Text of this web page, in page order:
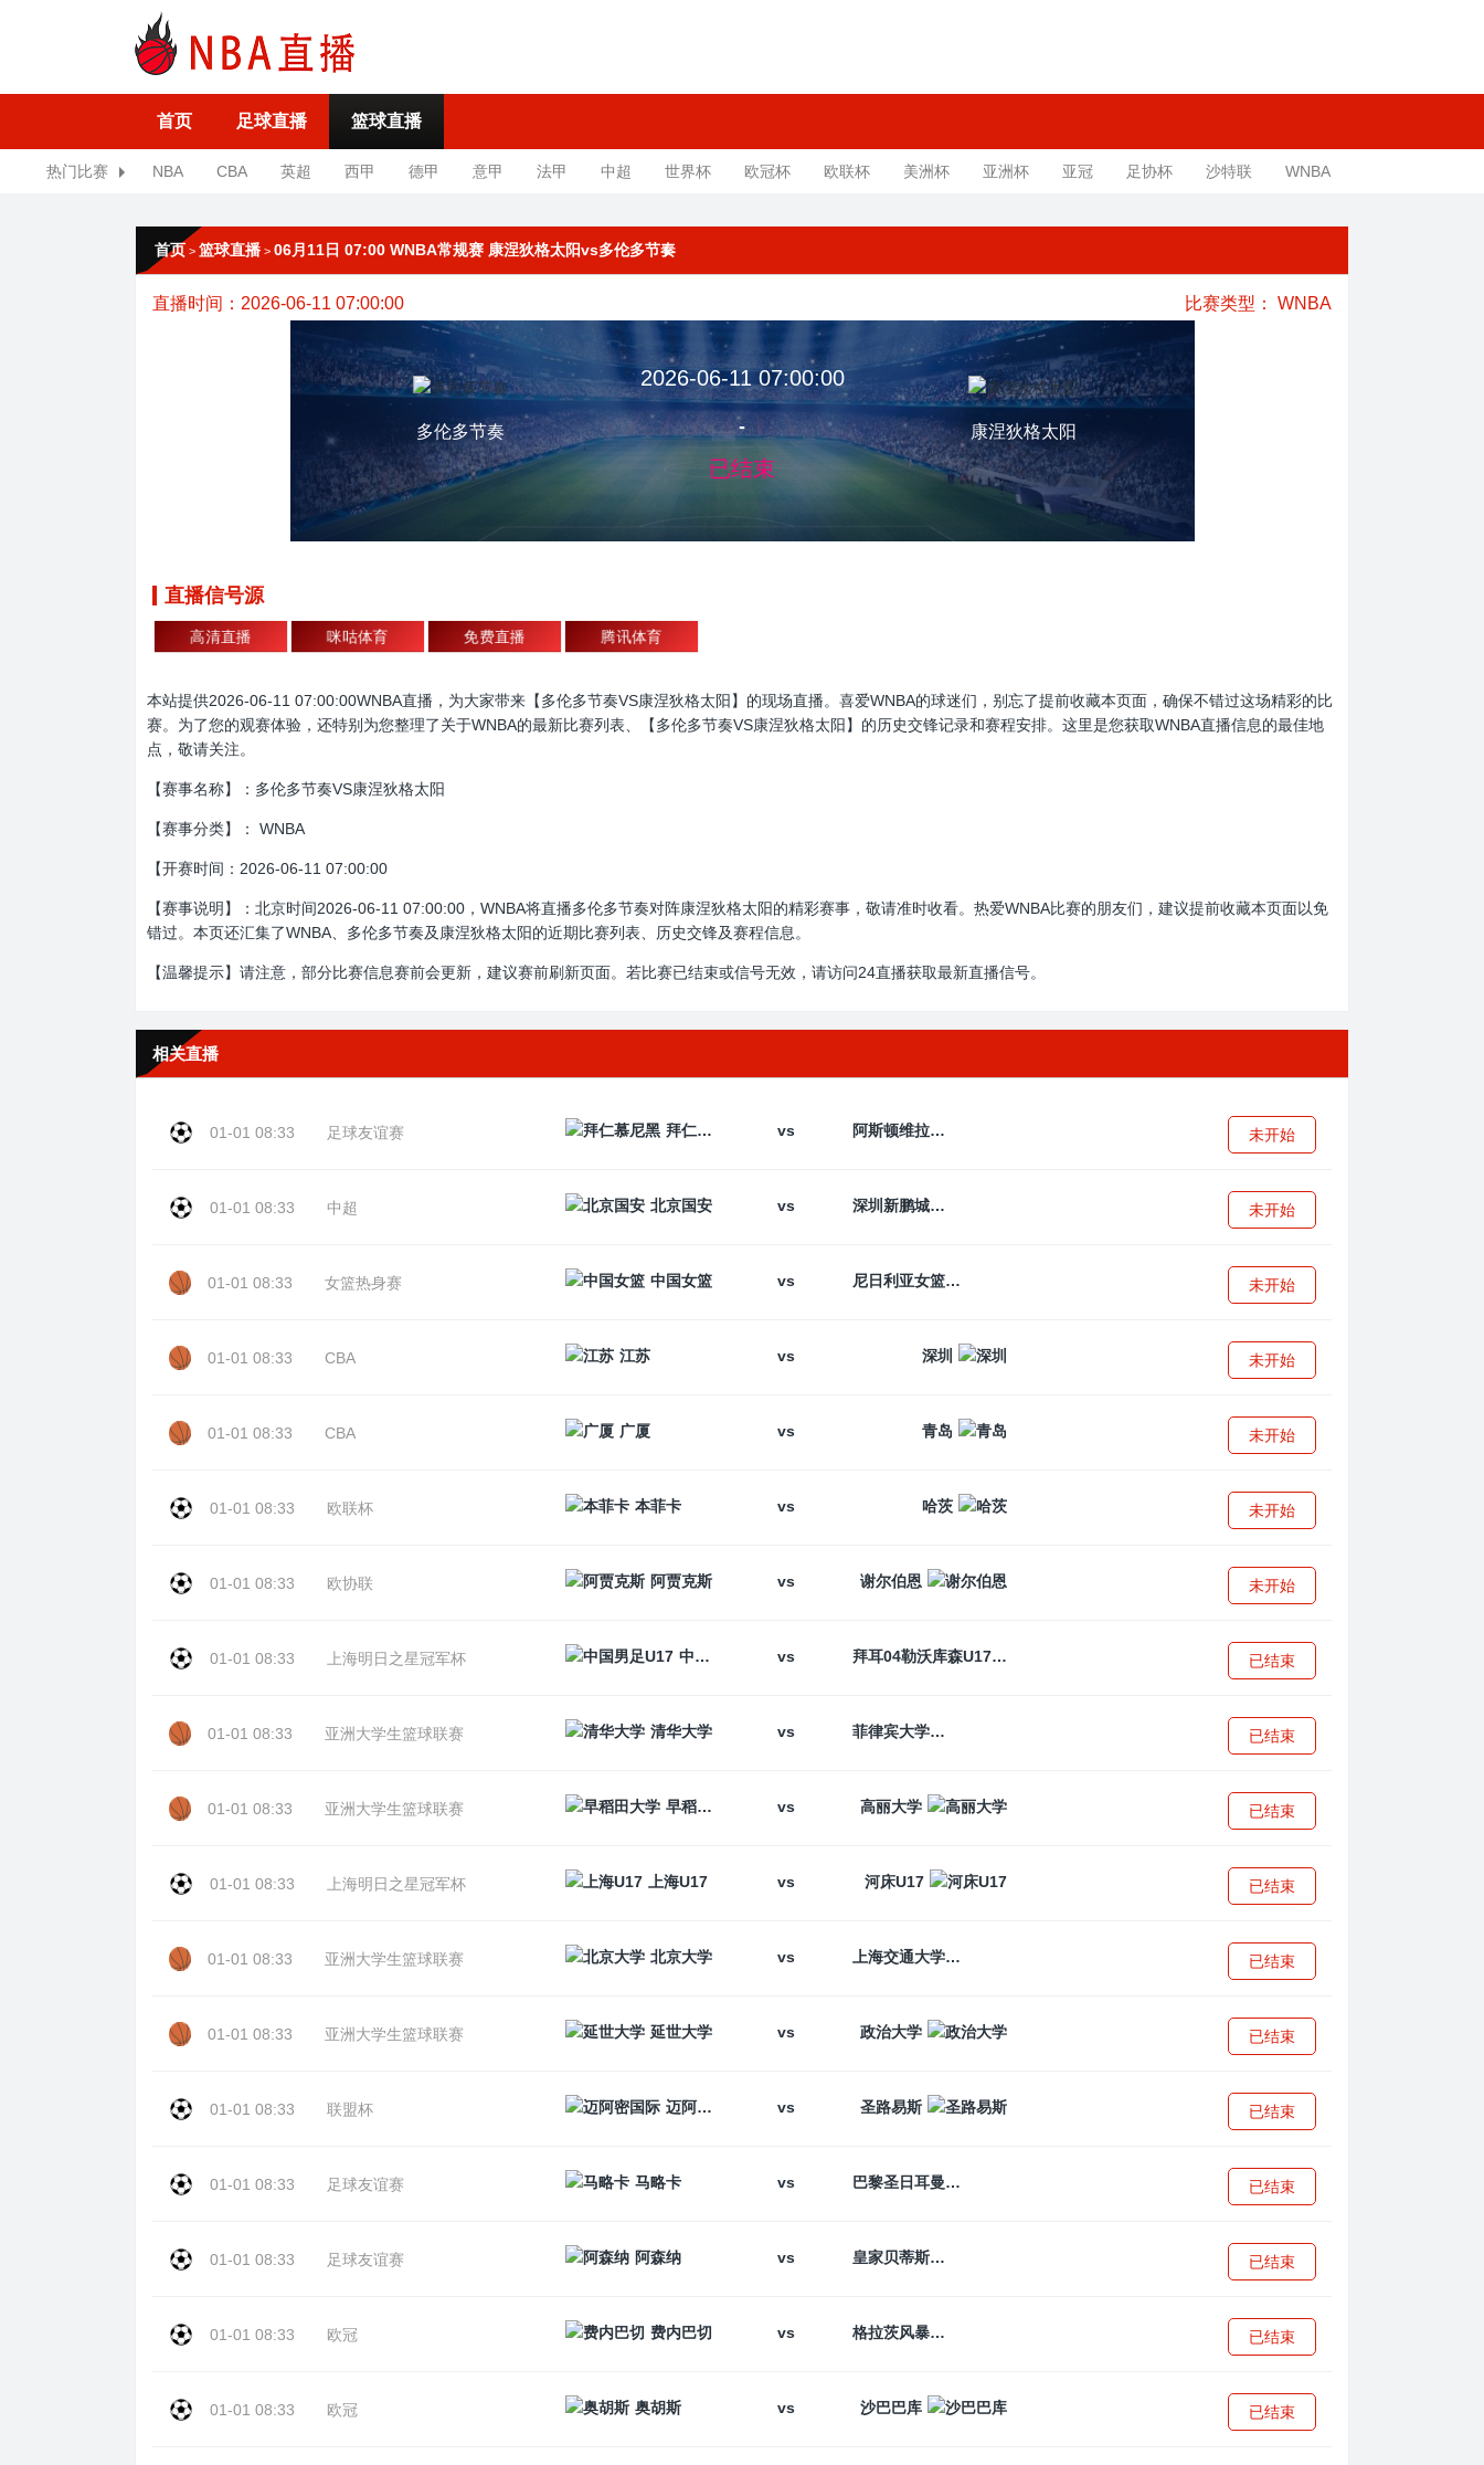
首页 足球直播 篮球直播
热门比赛 NBA CBA 英超 西甲 德甲 意甲 法甲 中超 世界杯 欧冠杯 欧联杯 美洲杯 亚洲杯 亚冠 足协杯 沙特联 WNBA
首页 > 篮球直播 > 06月11日 07:00 WNBA常规赛 康涅狄格太阳vs多伦多节奏
直播时间：2026-06-11 07:00:00 比赛类型： WNBA
多伦多节奏
2026-06-11 07:00:00
-
已结束
康涅狄格太阳
直播信号源
高清直播 咪咕体育 免费直播 腾讯体育
本站提供2026-06-11 07:00:00WNBA直播，为大家带来【多伦多节奏VS康涅狄格太阳】的现场直播。喜爱WNBA的球迷们，别忘了提前收藏本页面，确保不错过这场精彩的比
赛。为了您的观赛体验，还特别为您整理了关于WNBA的最新比赛列表、【多伦多节奏VS康涅狄格太阳】的历史交锋记录和赛程安排。这里是您获取WNBA直播信息的最佳地
点，敬请关注。
【赛事名称】：多伦多节奏VS康涅狄格太阳
【赛事分类】： WNBA
【开赛时间：2026-06-11 07:00:00
【赛事说明】：北京时间2026-06-11 07:00:00，WNBA将直播多伦多节奏对阵康涅狄格太阳的精彩赛事，敬请准时收看。热爱WNBA比赛的朋友们，建议提前收藏本页面以免
错过。本页还汇集了WNBA、多伦多节奏及康涅狄格太阳的近期比赛列表、历史交锋及赛程信息。
【温馨提示】请注意，部分比赛信息赛前会更新，建议赛前刷新页面。若比赛已结束或信号无效，请访问24直播获取最新直播信号。
相关直播
01-01 08:33 足球友谊赛 拜仁慕尼黑 vs 阿斯顿维拉 未开始
01-01 08:33 中超 北京国安 vs 深圳新鹏城 未开始
01-01 08:33 女篮热身赛 中国女篮 vs 尼日利亚女篮 未开始
01-01 08:33 CBA 江苏 vs 深圳 未开始
01-01 08:33 CBA 广厦 vs 青岛 未开始
01-01 08:33 欧联杯 本菲卡 vs 哈茨 未开始
01-01 08:33 欧协联 阿贾克斯 vs 谢尔伯恩 未开始
01-01 08:33 上海明日之星冠军杯 中国男足U17 vs 拜耳04勒沃库森U17 已结束
01-01 08:33 亚洲大学生篮球联赛 清华大学 vs 菲律宾大学 已结束
01-01 08:33 亚洲大学生篮球联赛 早稻田大学 vs 高丽大学 已结束
01-01 08:33 上海明日之星冠军杯 上海U17 vs 河床U17 已结束
01-01 08:33 亚洲大学生篮球联赛 北京大学 vs 上海交通大学 已结束
01-01 08:33 亚洲大学生篮球联赛 延世大学 vs 政治大学 已结束
01-01 08:33 联盟杯 迈阿密国际 vs 圣路易斯 已结束
01-01 08:33 足球友谊赛 马略卡 vs 巴黎圣日耳曼 已结束
01-01 08:33 足球友谊赛 阿森纳 vs 皇家贝蒂斯 已结束
01-01 08:33 欧冠 费内巴切 vs 格拉茨风暴 已结束
01-01 08:33 欧冠 奥胡斯 vs 沙巴巴库 已结束